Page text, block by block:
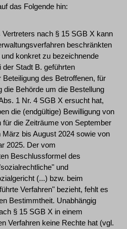
das Folgende hin:
nach § 15 SGB X kann
beschränkten
konkret zu bezeichnende
der Stadt B. geführten
des Betroffenen, für
die Behörde um die Bestellung
1 Nr. 4 SGB X ersucht hat,
die (endgültige) Bewilligung von
die Zeiträume von September
bis August 2024 sowie von
2025. Der vom
Beschlussformel des
und
(...) bzw. beim
Verfahren" bezieht, fehlt es
Bestimmtheit. Unabhängig
§ 15 SGB X in einem
Verfahren keine Rechte hat (vgl.